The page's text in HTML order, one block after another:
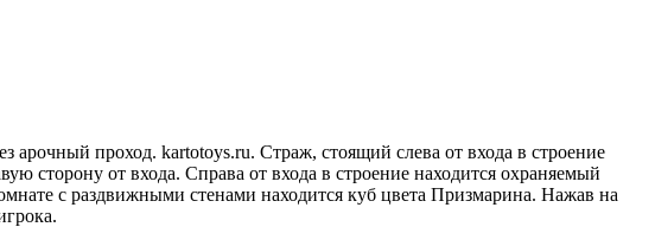
арочный проход. kartotoys.ru. Страж, стоящий слева от входа в строение
сторону от входа. Справа от входа в строение находится охраняемый
с раздвижными стенами находится куб цвета Призмарина. Нажав на